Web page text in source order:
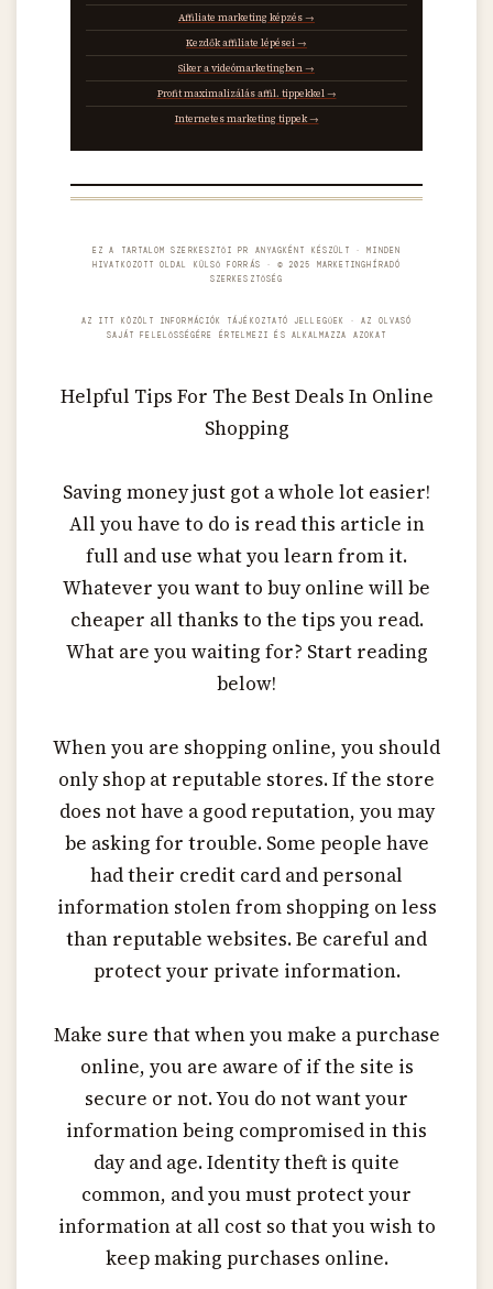
Affiliate marketing képzés →
Kezdők affiliate lépései →
Siker a videómarketingben →
Profit maximalizálás affil. tippekkel →
Internetes marketing tippek →
EZ A TARTALOM SZERKESZTŐI PR ANYAGKÉNT KÉSZÜLT · MINDEN
HIVATKOZOTT OLDAL KÜLSŐ FORRÁS · © 2025 MARKETINGHÍRADÓ
SZERKESZTŐSÉG
AZ ITT KÖZÖLT INFORMÁCIÓK TÁJÉKOZTATÓ JELLEGŰEK · AZ OLVASÓ
SAJÁT FELELŐSSÉGÉRE ÉRTELMEZI ÉS ALKALMAZZA AZOKAT
Helpful Tips For The Best Deals In Online
Shopping
Saving money just got a whole lot easier!
All you have to do is read this article in
full and use what you learn from it.
Whatever you want to buy online will be
cheaper all thanks to the tips you read.
What are you waiting for? Start reading
below!
When you are shopping online, you should
only shop at reputable stores. If the store
does not have a good reputation, you may
be asking for trouble. Some people have
had their credit card and personal
information stolen from shopping on less
than reputable websites. Be careful and
protect your private information.
Make sure that when you make a purchase
online, you are aware of if the site is
secure or not. You do not want your
information being compromised in this
day and age. Identity theft is quite
common, and you must protect your
information at all cost so that you wish to
keep making purchases online.